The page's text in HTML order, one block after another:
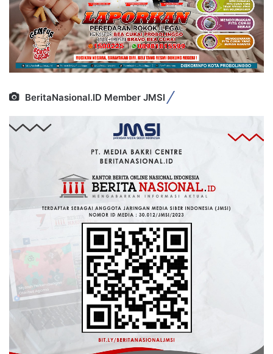
BeritaNasional.ID Member JMSI